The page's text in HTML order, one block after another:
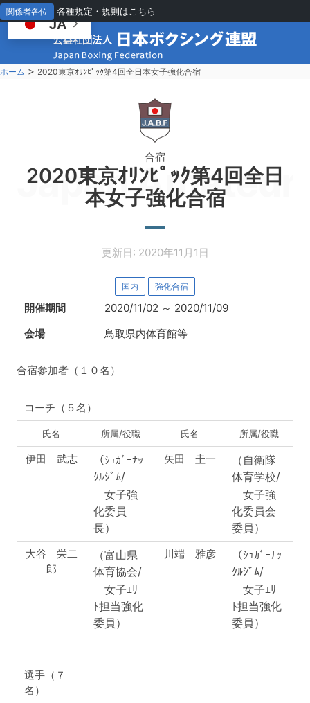
関係者各位 各種規定・規則はこちら
ホーム > 2020東京ｵﾘﾝﾋﾟｯｸ第4回全日本女子強化合宿
Japan
合宿
2020東京ｵﾘﾝﾋﾟｯｸ第4回全日
本女子強化合宿
更新日: 2020年11月1日
国内 強化合宿
開催期間 2020/11/02 ～ 2020/11/09
会場
鳥取県内体育館等
合宿参加者（１０名）
コーチ（５名）
氏名 所属/役職 氏名 所属/役職
伊田 武志
（ｼｭｶﾞｰﾅｯ
ｸﾙｼﾞﾑ/
女子強
化委員
長）
矢田 圭一
（自衛隊
体育学校/
女子強
化委員会
委員）
大谷 栄二
郎
（富山県
体育協会/
女子ｴﾘｰ
ﾄ担当強化
委員）
川端 雅彦
（ｼｭｶﾞｰﾅｯ
ｸﾙｼﾞﾑ/
女子ｴﾘｰ
ﾄ担当強化
委員 ）
選手（７
名）
JA